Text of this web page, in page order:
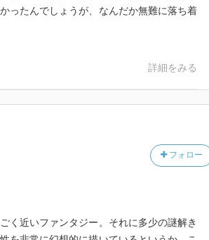
ったんでしょうが、なんだか無難に落ち着
詳細をみる
フォロー
く近いファンタジー。それに多少の謎解き